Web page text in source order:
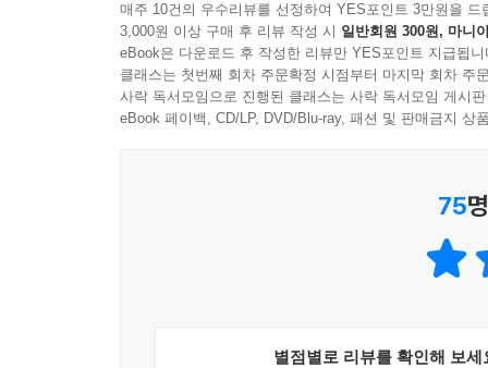
* 주식시장은 투자자의 천국이자 지옥이기도 하
김 속에서 주식을 사들인다. 하지만 당신이 산 주
린다.
* 날씨의 변화를 예측하기 어렵 듯, 인생의 생사
* 작은 돈의 힘을 무시해선 안 된다. 짧은 시간을
확한 인식을 가지고 굳건한 신념과 필승의 믿음부
투자나 자산관리는 삶과 떼려야 뗄 수 없다. 보잘
기회가 될 수도 있다. 청년이든 중년이든, 결혼
플랜’을 짜야 한다. 사실 이 책을 통해 자산관
시작하기에 늦은 나이가 아니다.
채권, 보험 등 각종 자산관리 방식을 소개받고 소
매주 10건의 우수리뷰를 선정하여 YES포인트 3만원을 드
3,000원 이상 구매 후 리뷰 작성 시 일반회원 300원, 마니
eBook은 다운로드 후 작성한 리뷰만 YES포인트 지급됩니
클래스는 첫번째 회차 주문확정 시점부터 마지막 회차 주
사락 독서모임으로 진행된 클래스는 사락 독서모임 게시
eBook 페이백, CD/LP, DVD/Blu-ray, 패션 및 판매금지 상
75
별점별로 리뷰를 확인해 보세